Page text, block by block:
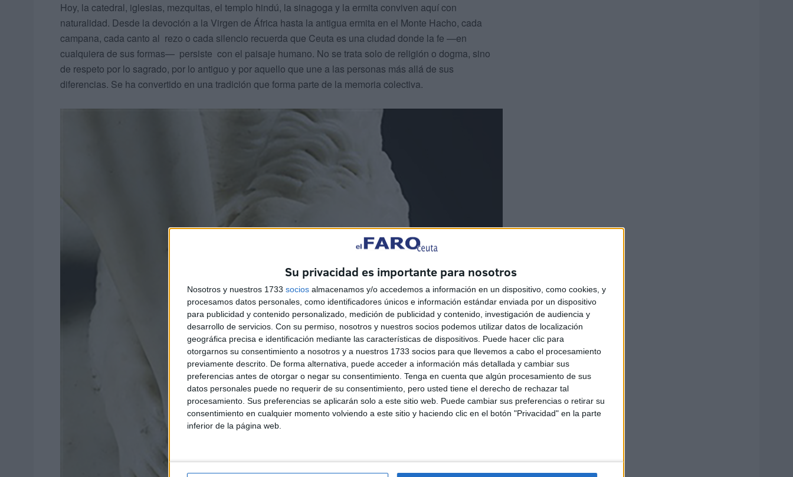
Su privacidad es importante para nosotros
Nosotros y nuestros 1733 socios almacenamos y/o accedemos a información en un dispositivo, como cookies, y
procesamos datos personales, como identificadores únicos e información estándar enviada por un dispositivo
para publicidad y contenido personalizado, medición de publicidad y contenido, investigación de audiencia y
desarrollo de servicios. Con su permiso, nosotros y nuestros socios podemos utilizar datos de localización
geográfica precisa e identificación mediante las características de dispositivos. Puede hacer clic para
otorgarnos su consentimiento a nosotros y a nuestros 1733 socios para que llevemos a cabo el procesamiento
previamente descrito. De forma alternativa, puede acceder a información más detallada y cambiar sus
preferencias antes de otorgar o negar su consentimiento. Tenga en cuenta que algún procesamiento de sus
datos personales puede no requerir de su consentimiento, pero usted tiene el derecho de rechazar tal
procesamiento. Sus preferencias se aplicarán solo a este sitio web. Puede cambiar sus preferencias o retirar su
consentimiento en cualquier momento volviendo a este sitio y haciendo clic en el botón "Privacidad" en la parte
inferior de la página web.
Hoy, la catedral, iglesias, mezquitas, el templo hindú, la sinagoga y la ermita conviven aquí con
naturalidad. Desde la devoción a la Virgen de África hasta la antigua ermita en el Monte Hacho, cada
campana, cada canto al rezo o cada silencio recuerda que Ceuta es una ciudad donde la fe —en
cualquiera de sus formas— persiste con el paisaje humano. No se trata solo de religión o dogma, sino
de respeto por lo sagrado, por lo antiguo y por aquello que une a las personas más allá de sus
diferencias. Se ha convertido en una tradición que forma parte de la memoria colectiva.